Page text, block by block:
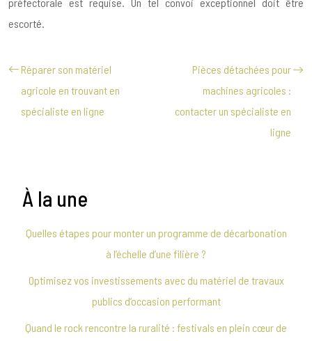
préfectorale est requise. Un tel convoi exceptionnel doit être
escorté.
Réparer son matériel
agricole en trouvant en
spécialiste en ligne
Pièces détachées pour
machines agricoles :
contacter un spécialiste en
ligne
À la une
Quelles étapes pour monter un programme de décarbonation
à l’échelle d’une filière ?
Optimisez vos investissements avec du matériel de travaux
publics d’occasion performant
Quand le rock rencontre la ruralité : festivals en plein cœur de